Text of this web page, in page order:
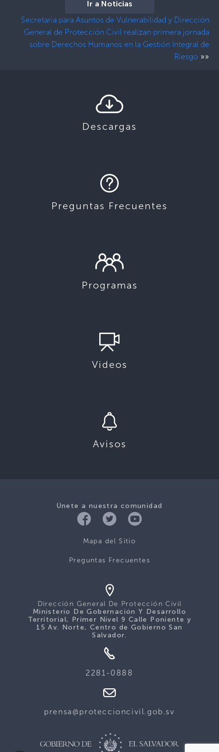
Ir a Noticias
Secretaria para Asuntos de Vulnerabilidad y Dirección
General de Protección Civil realizan primera jornada
sobre Derechos Humanos en la Gestión Integral de
Riesgo »»
Descargas
Preguntas Frecuentes
Programas
Videos
Avisos
Únete a nuestra comunidad
Mapa del Sitio
Preguntas Frecuentes
Dirección General De Protección Civil
Ministerio De Gobernación Y Desarrollo
Territorial, Primer Nivel 9 Calle Poniente y
15 Av. Norte, Centro de Gobierno San
Salvador.
2281-0888
prensa@proteccioncivil.gob.sv